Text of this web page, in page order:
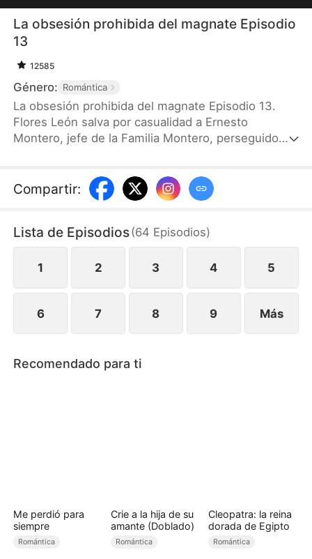
La obsesión prohibida del magnate Episodio
13
12585
Género: Romántica
La obsesión prohibida del magnate Episodio 13.
Flores León salva por casualidad a Ernesto
Montero, jefe de la Familia Montero, perseguido
conquistarla, pero Flores lo rechaza: ya tiene
prometido, su hermano mayor murió a manos de
y, durante la boda de Flores y Juan, se lleva a
Flores por la fuerza...
Compartir:
Lista de Episodios(64 Episodios)
1 2 3 4 5
6 7 8 9 Más
Recomendado para ti
Me perdió para
siempre
Romántica
Crie a la hija de su
amante (Doblado)
Romántica
Cleopatra: la reina
dorada de Egipto
Romántica